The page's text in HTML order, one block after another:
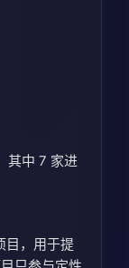
其中 7 家进
目，用于提